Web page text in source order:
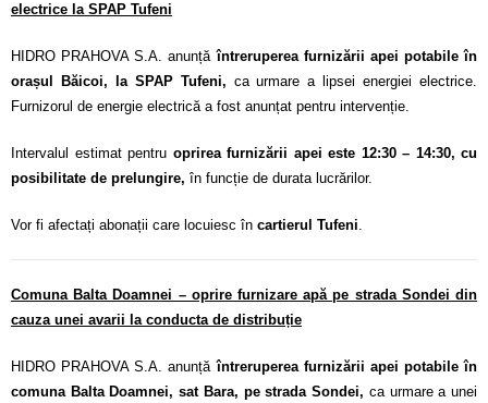
electrice la SPAP Tufeni
HIDRO PRAHOVA S.A. anunțăîntreruperea furnizării apei potabile în
orașul Băicoi, la SPAP Tufeni, ca urmare a lipsei energiei electrice.
Furnizorul de energie electrică a fost anunțat pentru intervenție.
Intervalul estimat pentru oprirea furnizării apei este 12:30 – 14:30, cu
posibilitate de prelungire, în funcție de durata lucrărilor.
Vor fi afectați abonații care locuiesc în cartierul Tufeni.
Comuna Balta Doamnei – oprire furnizare apă pe strada Sondei din
cauza unei avarii la conducta de distribuție
HIDRO PRAHOVA S.A. anunță întreruperea furnizării apei potabile în
comuna Balta Doamnei, sat Bara, pe strada Sondei, ca urmare a unei